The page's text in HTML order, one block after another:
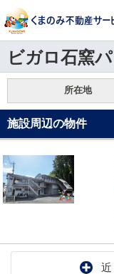
ビガロ石窯
所在地
施設周辺の物件
近